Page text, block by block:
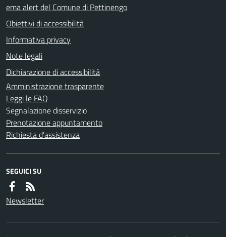
ema alert del Comune di Pettinengo
Obiettivi di accessibilità
Informativa privacy
Note legali
Dichiarazione di accessibilità
Amministrazione trasparente
Leggi le FAQ
Segnalazione disservizio
Prenotazione appuntamento
Richiesta d'assistenza
SEGUICI SU
Newsletter